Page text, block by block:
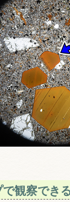
で観察でき